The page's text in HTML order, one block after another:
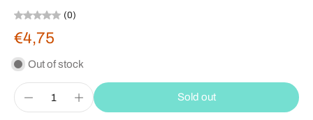
(0)
€4,75
Out of stock
Sold out